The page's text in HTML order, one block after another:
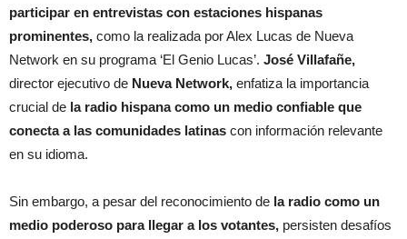
participar en entrevistas con estaciones hispanas
prominentes, como la realizada por Alex Lucas de Nueva
Network en su programa ‘El Genio Lucas’. José Villafañe,
director ejecutivo de Nueva Network, enfatiza la importancia
crucial de la radio hispana como un medio confiable que
conecta a las comunidades latinas con información relevante
en su idioma.
Sin embargo, a pesar del reconocimiento de la radio como un
medio poderoso para llegar a los votantes, persisten desafíos